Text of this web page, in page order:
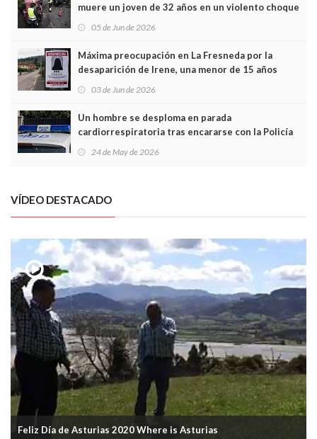
muere un joven de 32 años en un violento choque
05 de Jun de 2026
Máxima preocupación en La Fresneda por la
desaparición de Irene, una menor de 15 años
03 de Jun de 2026
Un hombre se desploma en parada
cardiorrespiratoria tras encararse con la Policía
24 de May de 2026
VÍDEO DESTACADO
Feliz Día de Asturias 2020 Where is Asturias